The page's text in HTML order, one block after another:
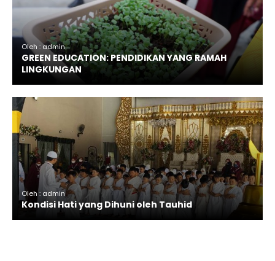
Oleh : admin
GREEN EDUCATION: PENDIDIKAN YANG RAMAH
LINGKUNGAN
Oleh : admin
Kondisi Hati yang Dihuni oleh Tauhid